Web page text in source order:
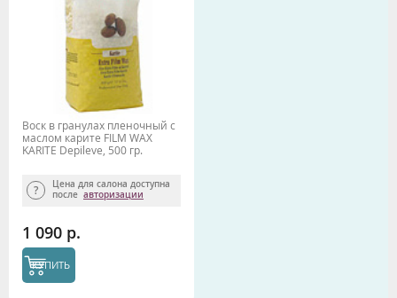
Воск в гранулах пленочный с
маслом карите FILM WAX
KARITE Depileve, 500 гр.
Цена для салона доступна
после авторизации
1 090 р.
КУПИТЬ